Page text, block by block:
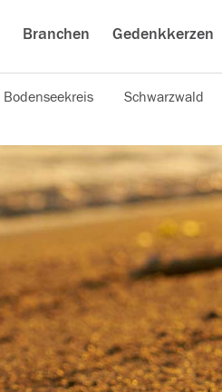
Branchen Gedenkkerzen
Bodenseekreis Schwarzwald